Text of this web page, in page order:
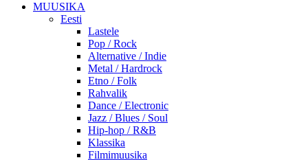
MUUSIKA
Eesti
Lastele
Pop / Rock
Alternative / Indie
Metal / Hardrock
Etno / Folk
Rahvalik
Dance / Electronic
Jazz / Blues / Soul
Hip-hop / R&B
Klassika
Filmimuusika